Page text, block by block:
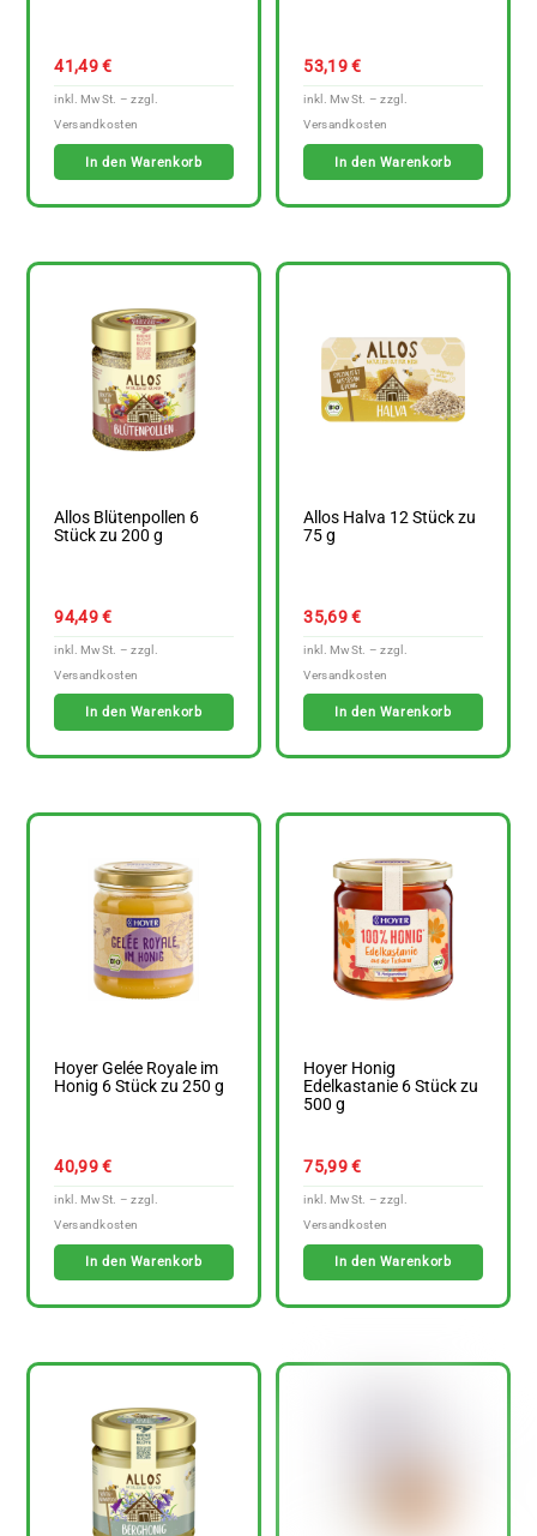
41,49€
In den Warenkorb
53,19€
In den Warenkorb
Allos Blütenpollen 6
Stück zu 200 g
94,49€
In den Warenkorb
Allos Halva 12 Stück zu
75 g
35,69€
In den Warenkorb
Hoyer Gelée Royale im
Honig 6 Stück zu 250 g
40,99€
In den Warenkorb
Hoyer Honig
Edelkastanie 6 Stück zu
500 g
75,99€
In den Warenkorb